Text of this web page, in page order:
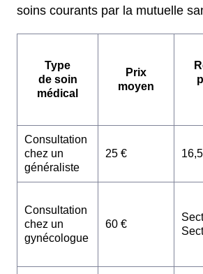
soins courants par la mutuelle
Type
de soin
médical
Prix
moyen
Consultation
chez un
généraliste
25 €
Consultation
chez un
gynécologue
60 €